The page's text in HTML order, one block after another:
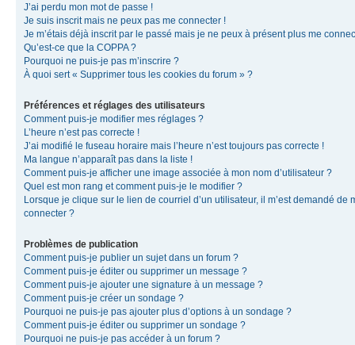
J’ai perdu mon mot de passe !
Je suis inscrit mais ne peux pas me connecter !
Je m’étais déjà inscrit par le passé mais je ne peux à présent plus me
Qu’est-ce que la COPPA ?
Pourquoi ne puis-je pas m’inscrire ?
À quoi sert « Supprimer tous les cookies du forum » ?
Préférences et réglages des utilisateurs
Comment puis-je modifier mes réglages ?
L’heure n’est pas correcte !
J’ai modifié le fuseau horaire mais l’heure n’est toujours pas correcte !
Ma langue n’apparaît pas dans la liste !
Comment puis-je afficher une image associée à mon nom d’utilisateur ?
Quel est mon rang et comment puis-je le modifier ?
Lorsque je clique sur le lien de courriel d’un utilisateur, il m’est demandé de
connecter ?
Problèmes de publication
Comment puis-je publier un sujet dans un forum ?
Comment puis-je éditer ou supprimer un message ?
Comment puis-je ajouter une signature à un message ?
Comment puis-je créer un sondage ?
Pourquoi ne puis-je pas ajouter plus d’options à un sondage ?
Comment puis-je éditer ou supprimer un sondage ?
Pourquoi ne puis-je pas accéder à un forum ?